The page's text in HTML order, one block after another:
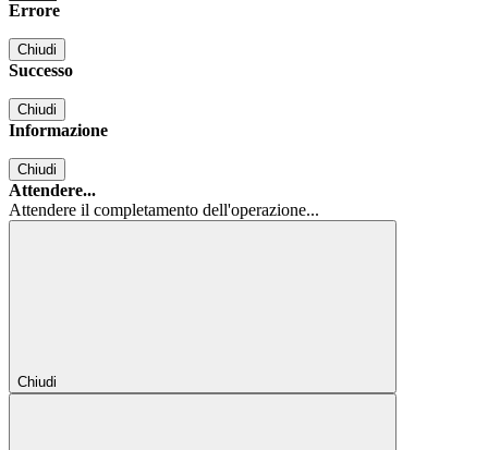
Errore
Chiudi
Successo
Chiudi
Informazione
Chiudi
Attendere...
Attendere il completamento dell'operazione...
Chiudi